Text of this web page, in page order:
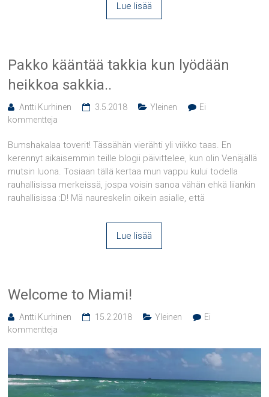
Lue lisää
Pakko kääntää takkia kun lyödään
heikkoa sakkia..
Antti Kurhinen 3.5.2018 Yleinen
Ei
kommentteja
Bumshakalaa toverit! Tässähän vierähti yli viikko taas. En
kerennyt aikaisemmin teille blogii päivittelee, kun olin Venäjällä
mutsin luona. Tosiaan tällä kertaa mun vappu kului todella
rauhallisissa merkeissä, jospa voisin sanoa vähän ehkä liiankin
rauhallisissa :D! Mä naureskelin oikein asialle, että
Lue lisää
Welcome to Miami!
Antti Kurhinen 15.2.2018 Yleinen
Ei
kommentteja